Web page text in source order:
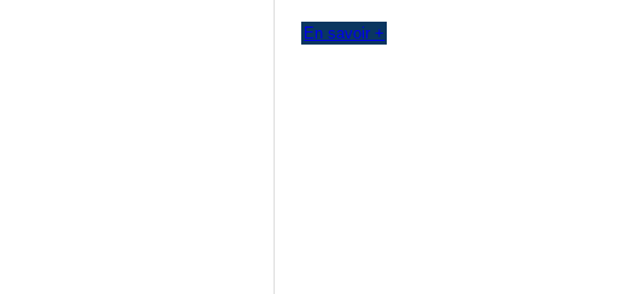
En savoir +